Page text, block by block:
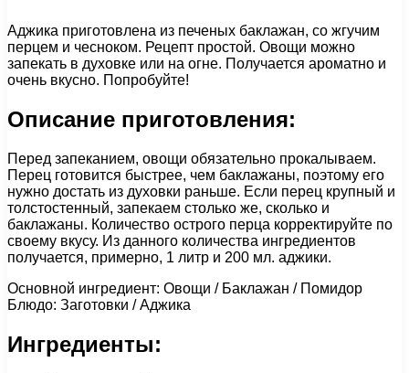
Аджика приготовлена из печеных баклажан, со жгучим
перцем и чесноком. Рецепт простой. Овощи можно
запекать в духовке или на огне. Получается ароматно и
очень вкусно. Попробуйте!
Описание приготовления:
Перед запеканием, овощи обязательно прокалываем.
Перец готовится быстрее, чем баклажаны, поэтому его
нужно достать из духовки раньше. Если перец крупный и
толстостенный, запекаем столько же, сколько и
баклажаны. Количество острого перца корректируйте по
своему вкусу. Из данного количества ингредиентов
получается, примерно, 1 литр и 200 мл. аджики.
Основной ингредиент: Овощи / Баклажан / Помидор
Блюдо: Заготовки / Аджика
Ингредиенты: